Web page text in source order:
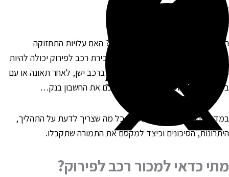
הרכב שלכם מתקרב לסוף דרכו? האם עלויות התחזוקה
הפכו לבלתי משתלמות? מכירת רכב לפירוק יכולה להיות
כלכלי מצוין, במיוחד כשמדובר ברכב ישן, לאחר תאונה או עם
מכניות משמעותיות ששותה לכם את החשבון בנק…
המקיף שלפניכם נסביר כל מה שצריך לדעת על התהליך,
הסיכונים וכיצד למקסם את התמורה שתקבלו.
כדאי למכור רכב לפירוק?